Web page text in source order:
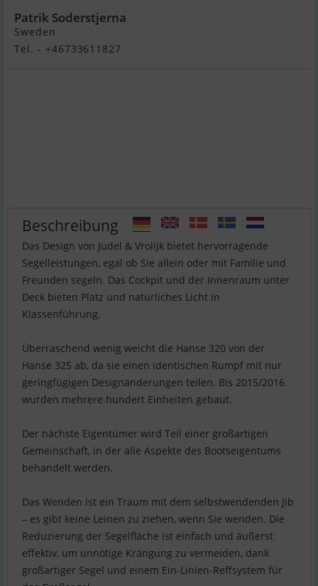
Patrik Soderstjerna
Sweden
Tel. - +46733611827
Beschreibung
Das Design von Judel & Vrolijk bietet hervorragende
Segelleistungen, egal ob Sie allein oder mit Familie und
Freunden segeln. Das Cockpit und der Innenraum unter
Deck bieten Platz und natürliches Licht in
Klassenführung.
Überraschend wenig weicht die Hanse 320 von der
Hanse 325 ab, da sie einen identischen Rumpf mit nur
geringfügigen Designänderungen teilen. Bis 2015/2016
wurden mehrere hundert Einheiten gebaut.
Der nächste Eigentümer wird Teil einer großartigen
Gemeinschaft, in der alle Aspekte des Bootseigentums
behandelt werden.
Das Wenden ist ein Traum mit dem selbstwendenden Jib
– es gibt keine Leinen zu ziehen, wenn Sie wenden. Die
Reduzierung der Segelfläche ist einfach und äußerst
effektiv, um unnötige Krängung zu vermeiden, dank
großartiger Segel und einem Ein-Linien-Reffsystem für